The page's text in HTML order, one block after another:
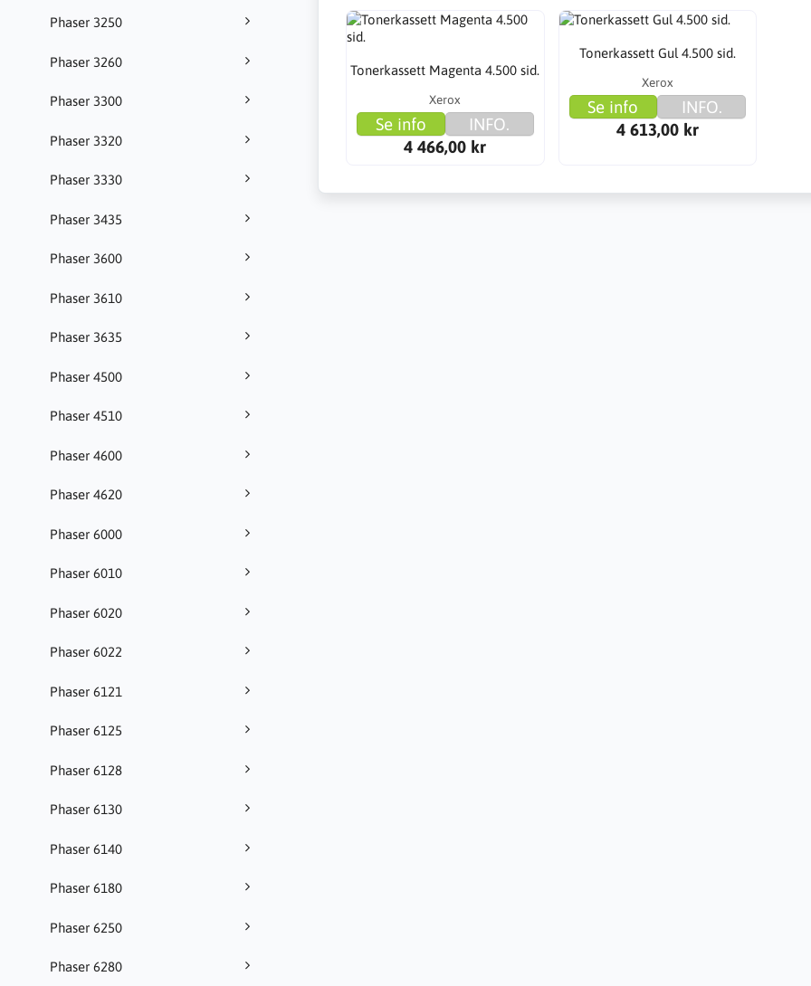
Phaser 3250
Phaser 3260
Phaser 3300
Phaser 3320
Phaser 3330
Phaser 3435
Phaser 3600
Phaser 3610
Phaser 3635
Phaser 4500
Phaser 4510
Phaser 4600
Phaser 4620
Phaser 6000
Phaser 6010
Phaser 6020
Phaser 6022
Phaser 6121
Phaser 6125
Phaser 6128
Phaser 6130
Phaser 6140
Phaser 6180
Phaser 6250
Phaser 6280
Tonerkassett Magenta 4.500 sid.
Xerox
Se info
INFO.
4 466,00 kr
Tonerkassett Gul 4.500 sid.
Xerox
Se info
INFO.
4 613,00 kr